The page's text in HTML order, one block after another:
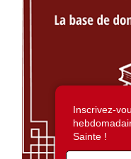
Inscrivez-
Sainte !